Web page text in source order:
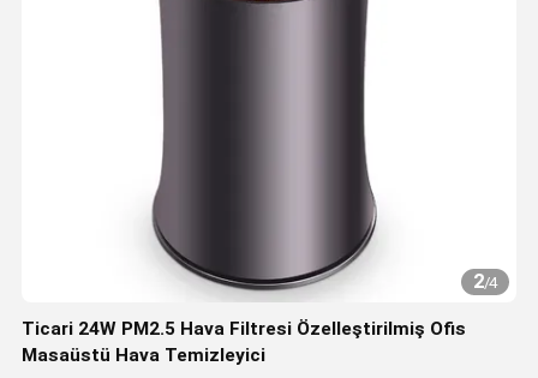
2/4
Ticari 24W PM2.5 Hava Filtresi Özelleştirilmiş Ofis
Masaüstü Hava Temizleyici